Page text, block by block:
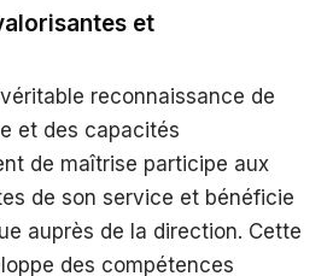
et
reconnaissance de
et des capacités
de maîtrise participe aux
de son service et bénéficie
auprès de la direction. Cette
des compétences